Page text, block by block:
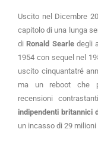
Uscito nel Dicembre
capitolo di una lunga
di Ronald Searledegli
1954 con sequel nel
uscito cinquantatré
ma un reboot che
recensioni
indipendenti britannici
un incasso di 29